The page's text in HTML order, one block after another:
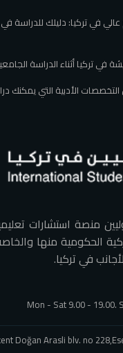
في تركيا: دليلك للدراسة
تركيا أثناء الدراسة
الأدبية التي يمكنك
منصة استشارات
الحكومية منها
في تركيا.
Mon - Sat 9.00 - 19.00.
Doğan Arasli blv. no